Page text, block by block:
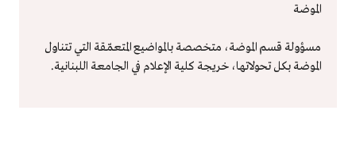
الموضة
مسؤولة قسم الموضة، متخصصة بالمواضيع المتعمّقة التي تتناول
الموضة بكل تحولاتها، خريجة كلية الإعلام في الجامعة اللبنانية.